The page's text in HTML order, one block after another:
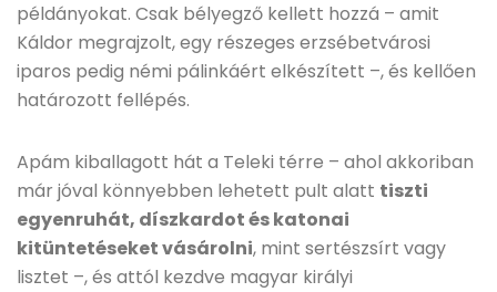
példányokat. Csak bélyegző kellett hozzá – amit
Káldor megrajzolt, egy részeges erzsébetvárosi
iparos pedig némi pálinkáért elkészített –, és kellően
határozott fellépés.
Apám kiballagott hát a Teleki térre – ahol akkoriban
már jóval könnyebben lehetett pult alatt tiszti
egyenruhát, díszkardot és katonai
kitüntetéseket vásárolni, mint sertészsírt vagy
lisztet –, és attól kezdve magyar királyi